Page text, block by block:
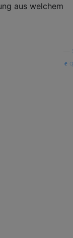
aus welchem